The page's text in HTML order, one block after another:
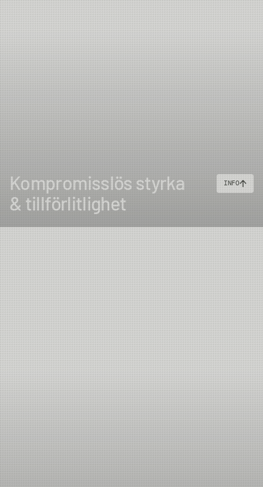
har den perfekta längden och linvikten för att rikta in sig
på riktigt stor fisk i strömmande vatten. Trots sin extremt
kraftfulla klinga kommer ni bli förvånade över hur
lättkastat det är och besitter fantastiska egenskaper för
alla typer av kast, inkluderat Spey och vattenankrade
kast. För dig som har svårt att kasta med tunga
Kompromisslös styrka
& tillförlitlighet
INFO